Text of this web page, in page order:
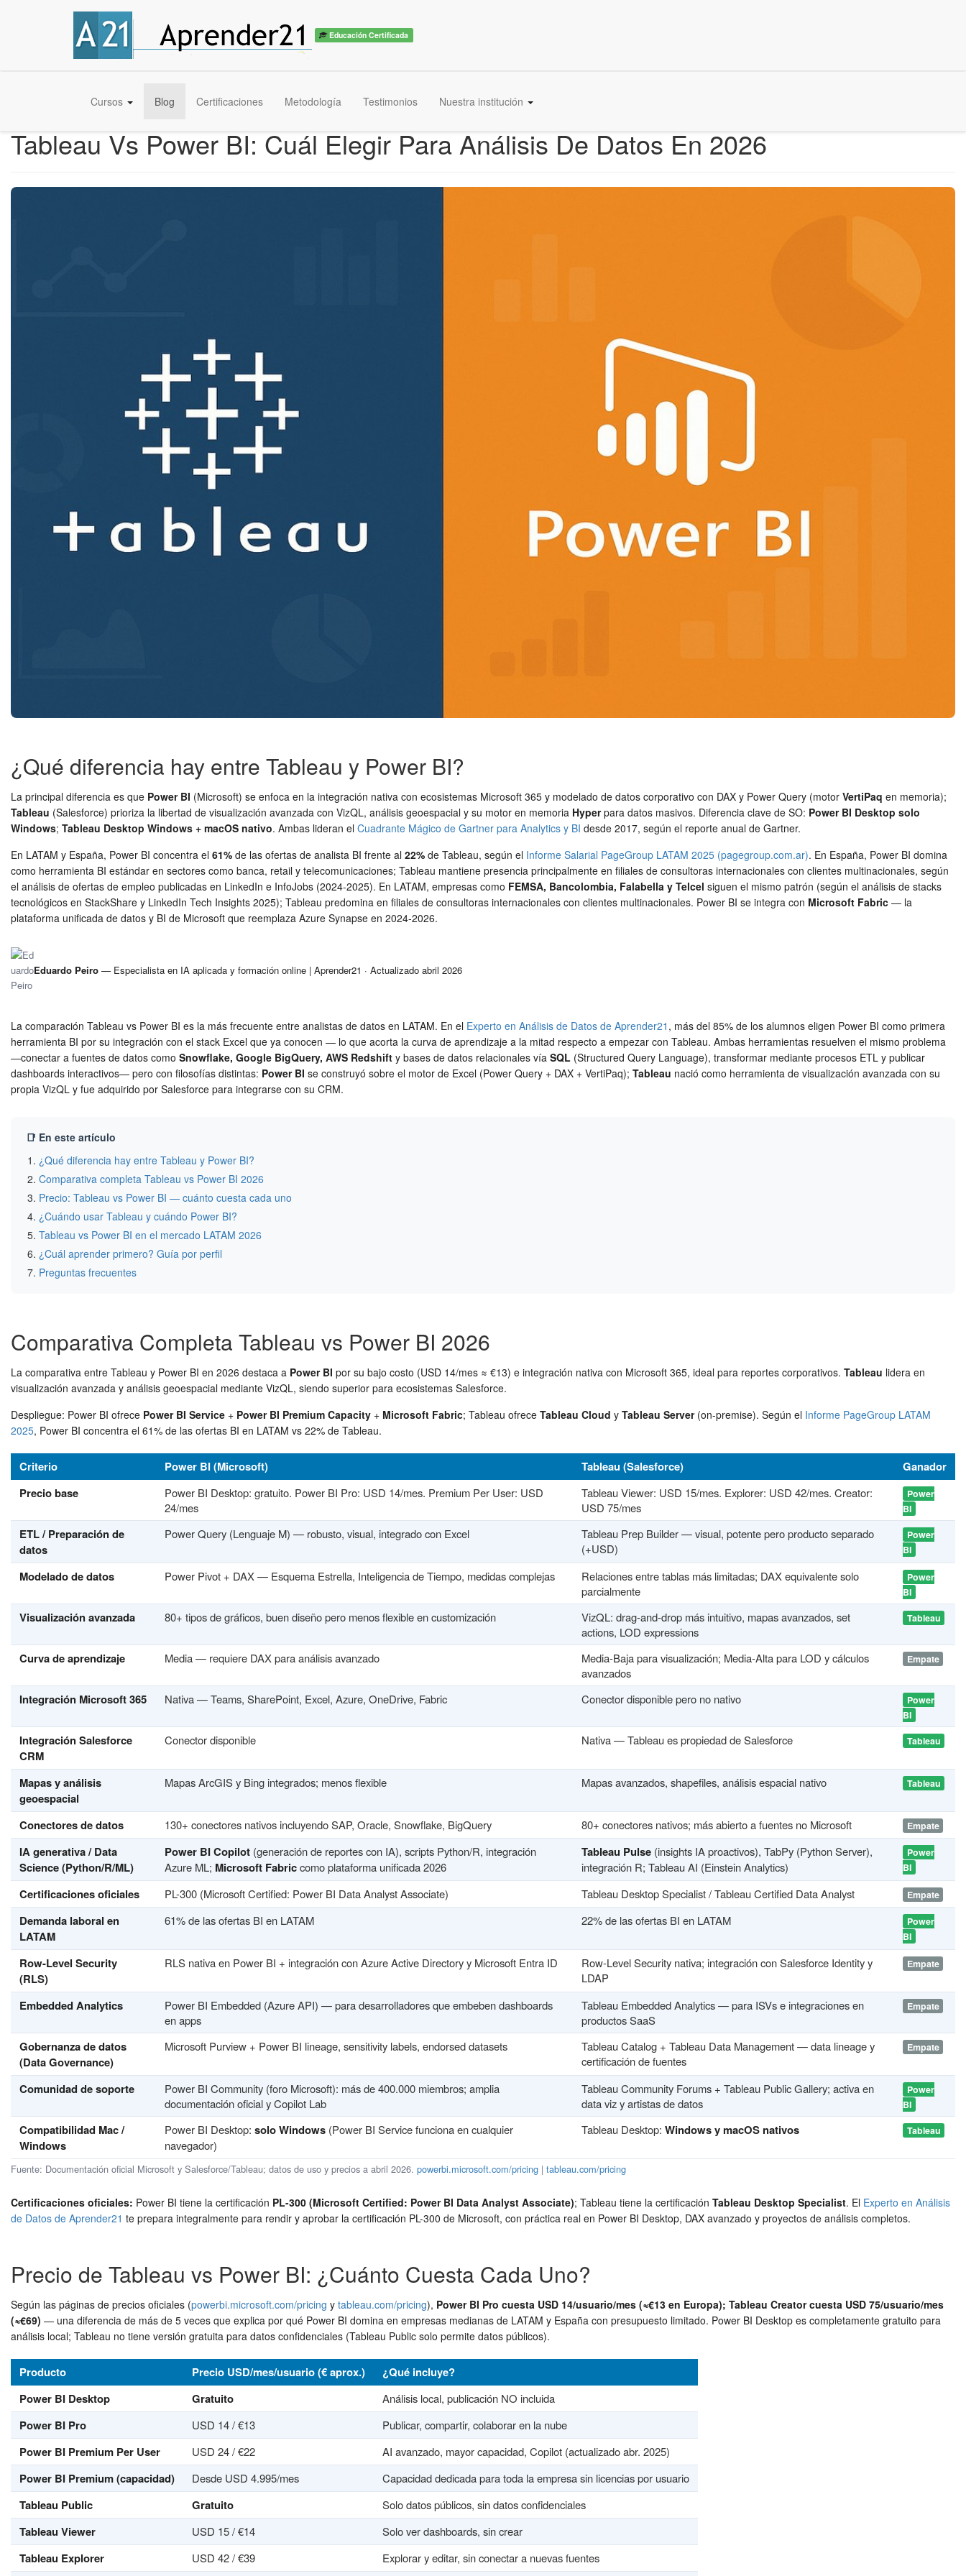
Educación Certificada
Cursos Blog Certificaciones Metodología Testimonios Nuestra institución
Tableau Vs Power BI: Cuál Elegir Para Análisis De Datos En 2026
¿Qué diferencia hay entre Tableau y Power BI?
La principal diferencia es que Power BI (Microsoft) se enfoca en la integración nativa con ecosistemas Microsoft 365 y modelado de datos corporativo con DAX y Power Query (motor VertiPaq en memoria);
Tableau (Salesforce) prioriza la libertad de visualización avanzada con VizQL, análisis geoespacial y su motor en memoria Hyperpara datos masivos. Diferencia clave de SO: Power BI Desktop solo
Windows; Tableau Desktop Windows + macOS nativo. Ambas lideran el Cuadrante Mágico de Gartner para Analytics y BI desde 2017, según el reporte anual de Gartner.
En LATAM y España, Power BI concentra el 61% de las ofertas de analista BI frente al 22% de Tableau, según el Informe Salarial PageGroup LATAM 2025 (pagegroup.com.ar). En España, Power BI domina
como herramienta BI estándar en sectores como banca, retail y telecomunicaciones; Tableau mantiene presencia principalmente en filiales de consultoras internacionales con clientes multinacionales, según
el análisis de ofertas de empleo publicadas en LinkedIn e InfoJobs (2024-2025). En LATAM, empresas como FEMSA, Bancolombia, Falabella y Telcel siguen el mismo patrón (según el análisis de stacks
tecnológicos en StackShare y LinkedIn Tech Insights 2025); Tableau predomina en filiales de consultoras internacionales con clientes multinacionales. Power BI se integra con Microsoft Fabric — la
plataforma unificada de datos y BI de Microsoft que reemplaza Azure Synapse en 2024-2026.
Eduardo Peiro — Especialista en IA aplicada y formación online | Aprender21 · Actualizado abril 2026
La comparación Tableau vs Power BI es la más frecuente entre analistas de datos en LATAM. En el Experto en Análisis de Datos de Aprender21 , más del 85% de los alumnos eligen Power BI como primera
herramienta BI por su integración con el stack Excel que ya conocen — lo que acorta la curva de aprendizaje a la mitad respecto a empezar con Tableau. Ambas herramientas resuelven el mismo problema
—conectar a fuentes de datos como Snowflake, Google BigQuery, AWS Redshift y bases de datos relacionales vía SQL (Structured Query Language), transformar mediante procesos ETL y publicar
dashboards interactivos— pero con filosofías distintas: Power BI se construyó sobre el motor de Excel (Power Query + DAX + VertiPaq); Tableau nació como herramienta de visualización avanzada con su
propia VizQL y fue adquirido por Salesforce para integrarse con su CRM.
📑 En este artículo
¿Qué diferencia hay entre Tableau y Power BI?
Comparativa completa Tableau vs Power BI 2026
Precio: Tableau vs Power BI — cuánto cuesta cada uno
¿Cuándo usar Tableau y cuándo Power BI?
Tableau vs Power BI en el mercado LATAM 2026
¿Cuál aprender primero? Guía por perfil
Preguntas frecuentes
Comparativa Completa Tableau vs Power BI 2026
La comparativa entre Tableau y Power BI en 2026 destaca a Power BI por su bajo costo (USD 14/mes ≈ €13) e integración nativa con Microsoft 365, ideal para reportes corporativos. Tableau lidera en
visualización avanzada y análisis geoespacial mediante VizQL, siendo superior para ecosistemas Salesforce.
Despliegue: Power BI ofrece Power BI Service + Power BI Premium Capacity + Microsoft Fabric; Tableau ofrece Tableau Cloud y Tableau Server(on-premise). Según el Informe PageGroup LATAM
2025, Power BI concentra el 61% de las ofertas BI en LATAM vs 22% de Tableau.
Criterio Power BI (Microsoft) Tableau (Salesforce) Ganador
Fuente: Documentación oficial Microsoft y Salesforce/Tableau; datos de uso y precios a abril 2026. powerbi.microsoft.com/pricing | tableau.com/pricing
Precio base
Power BI Desktop: gratuito. Power BI Pro: USD 14/mes. Premium Per User: USD
24/mes
Tableau Viewer: USD 15/mes. Explorer: USD 42/mes. Creator:
USD 75/mes
Power
BI
ETL / Preparación de
datos
Power Query (Lenguaje M) — robusto, visual, integrado con Excel
Tableau Prep Builder — visual, potente pero producto separado
(+USD)
Power
BI
Modelado de datos Power Pivot + DAX — Esquema Estrella, Inteligencia de Tiempo, medidas complejas
Relaciones entre tablas más limitadas; DAX equivalente solo
parcialmente
Power
BI
Visualización avanzada 80+ tipos de gráficos, buen diseño pero menos flexible en customización
VizQL: drag-and-drop más intuitivo, mapas avanzados, set
actions, LOD expressions
Tableau
Curva de aprendizaje Media — requiere DAX para análisis avanzado
Media-Baja para visualización; Media-Alta para LOD y cálculos
avanzados
Empate
Integración Microsoft 365 Nativa — Teams, SharePoint, Excel, Azure, OneDrive, Fabric Conector disponible pero no nativo
Power
BI
Integración Salesforce
CRM
Conector disponible Nativa — Tableau es propiedad de Salesforce Tableau
Mapas y análisis
geoespacial
Mapas ArcGIS y Bing integrados; menos flexible Mapas avanzados, shapefiles, análisis espacial nativo Tableau
Conectores de datos 130+ conectores nativos incluyendo SAP, Oracle, Snowflake, BigQuery 80+ conectores nativos; más abierto a fuentes no Microsoft Empate
IA generativa / Data
Science (Python/R/ML)
Power BI Copilot(generación de reportes con IA), scripts Python/R, integración
Azure ML; Microsoft Fabriccomo plataforma unificada 2026
Tableau Pulse(insights IA proactivos), TabPy (Python Server),
integración R; Tableau AI (Einstein Analytics)
Power
BI
Certificaciones oficiales PL-300 (Microsoft Certified: Power BI Data Analyst Associate) Tableau Desktop Specialist / Tableau Certified Data Analyst Empate
Demanda laboral en
LATAM
61% de las ofertas BI en LATAM 22% de las ofertas BI en LATAM
Power
BI
Row-Level Security
(RLS)
RLS nativa en Power BI + integración con Azure Active Directory y Microsoft Entra ID
Row-Level Security nativa; integración con Salesforce Identity y
LDAP
Empate
Embedded Analytics
Power BI Embedded (Azure API) — para desarrolladores que embeben dashboards
en apps
Tableau Embedded Analytics — para ISVs e integraciones en
productos SaaS
Empate
Gobernanza de datos
(Data Governance)
Microsoft Purview + Power BI lineage, sensitivity labels, endorsed datasets
Tableau Catalog + Tableau Data Management — data lineage y
certificación de fuentes
Empate
Comunidad de soporte
Power BI Community (foro Microsoft): más de 400.000 miembros; amplia
documentación oficial y Copilot Lab
Tableau Community Forums + Tableau Public Gallery; activa en
data viz y artistas de datos
Power
BI
Compatibilidad Mac /
Windows
Power BI Desktop: solo Windows(Power BI Service funciona en cualquier
navegador)
Tableau Desktop: Windows y macOS nativos Tableau
Certificaciones oficiales: Power BI tiene la certificación PL-300 (Microsoft Certified: Power BI Data Analyst Associate); Tableau tiene la certificación Tableau Desktop Specialist. El Experto en Análisis
de Datos de Aprender21 te prepara integralmente para rendir y aprobar la certificación PL-300 de Microsoft, con práctica real en Power BI Desktop, DAX avanzado y proyectos de análisis completos.
Precio de Tableau vs Power BI: ¿Cuánto Cuesta Cada Uno?
Según las páginas de precios oficiales (powerbi.microsoft.com/pricing y tableau.com/pricing), Power BI Pro cuesta USD 14/usuario/mes (≈€13 en Europa); Tableau Creator cuesta USD 75/usuario/mes
(≈€69) — una diferencia de más de 5 veces que explica por qué Power BI domina en empresas medianas de LATAM y España con presupuesto limitado. Power BI Desktop es completamente gratuito para
análisis local; Tableau no tiene versión gratuita para datos confidenciales (Tableau Public solo permite datos públicos).
Producto Precio USD/mes/usuario (€ aprox.)
¿Qué incluye?
Power BI Desktop
Gratuito Análisis local, publicación NO incluida
Power BI Pro USD 14 / €13 Publicar, compartir, colaborar en la nube
Power BI Premium Per User USD 24 / €22 AI avanzado, mayor capacidad, Copilot (actualizado abr. 2025)
Power BI Premium (capacidad) Desde USD 4.995/mes Capacidad dedicada para toda la empresa sin licencias por usuario
Tableau Public Gratuito Solo datos públicos, sin datos confidenciales
Tableau Viewer USD 15 / €14 Solo ver dashboards, sin crear
Tableau Explorer USD 42 / €39 Explorar y editar, sin conectar a nuevas fuentes